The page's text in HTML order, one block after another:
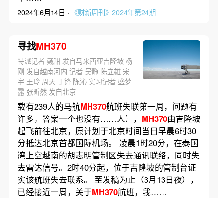
2024年6月14日 · 《财新周刊》2024年第24期
寻找MH370
特派记者 戴甜 发自马来西亚吉隆坡 杨
刚 发自越南河内 记者 吴静 陈立雄 宋
宇 王玲 周天 丁锋 陈沁 实习记者 盛梦
露 张昕然 发自北京
载有239人的马航MH370航班失联第一周，问题有
许多，答案一个也没有……人）， MH370由吉隆坡
起飞前往北京，原计划于北京时间当日早晨6时30
分抵达北京首都国际机场。 凌晨1时20分，在泰国
湾上空越南的胡志明管制区失去通讯联络，同时失
去雷达信号。2时40分起，位于吉隆坡的管制台证
实该航班失去联系。 至发稿为止（3月13日夜），
已经接近一周，关于MH370航班，我……